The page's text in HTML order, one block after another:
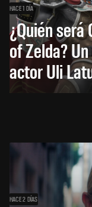
HACE 1 DÍA
¿Quién será
of Zelda?
actor Uli
HACE 2 DÍAS